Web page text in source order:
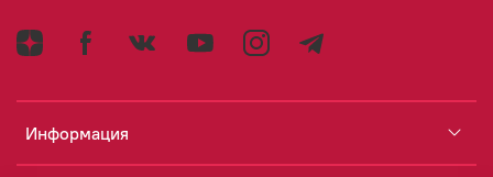
Информация